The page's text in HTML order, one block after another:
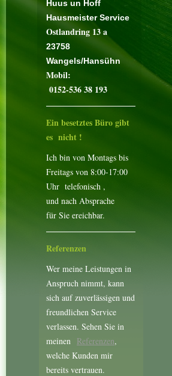
Huus un Hoff
Hausmeister Service
Ostlandring 13 a
23758
Wangels/Hansühn
Mobil:
0152-536 38 193
Ein besetztes Büro gibt
es nicht !
Ich bin von Montags bis
Freitags von 8:00-17:00
Uhr telefonisch ,
und nach Absprache
für Sie ereichbar.
Referenzen
Wer meine Leistungen in
Anspruch nimmt, kann
sich auf zuverlässigen und
freundlichen Service
verlassen. Sehen Sie in
meinen Referenzen,
welche Kunden mir
bereits vertrauen.